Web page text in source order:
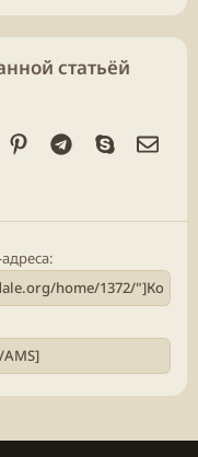
статьёй
PinterestTelegram
Skype